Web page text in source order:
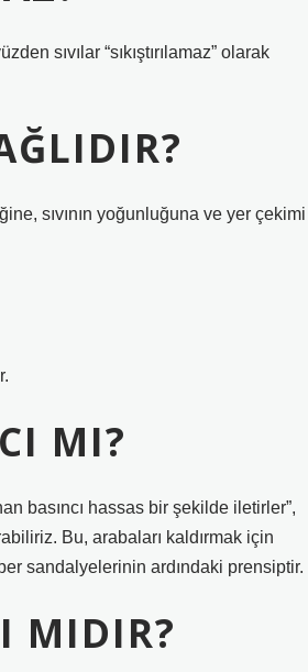
sıvılar “sıkıştırılamaz” olarak
sıvının yoğunluğuna ve yer çekimi
MI?
basıncı hassas bir şekilde iletirler”,
Bu, arabaları kaldırmak için
sandalyelerinin ardındaki prensiptir.
MIDIR?